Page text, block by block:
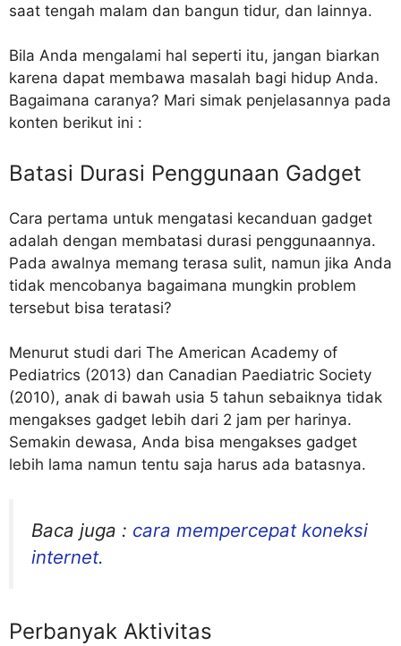
saat tengah malam dan bangun tidur, dan lainnya.
Bila Anda mengalami hal seperti itu, jangan biarkan
karena dapat membawa masalah bagi hidup Anda.
Bagaimana caranya? Mari simak penjelasannya pada
konten berikut ini :
Batasi Durasi Penggunaan Gadget
Cara pertama untuk mengatasi kecanduan gadget
adalah dengan membatasi durasi penggunaannya.
Pada awalnya memang terasa sulit, namun jika Anda
tidak mencobanya bagaimana mungkin problem
tersebut bisa teratasi?
Menurut studi dari The American Academy of
Pediatrics (2013) dan Canadian Paediatric Society
(2010), anak di bawah usia 5 tahun sebaiknya tidak
mengakses gadget lebih dari 2 jam per harinya.
Semakin dewasa, Anda bisa mengakses gadget
lebih lama namun tentu saja harus ada batasnya.
Baca juga : cara mempercepat koneksi
internet.
Perbanyak Aktivitas